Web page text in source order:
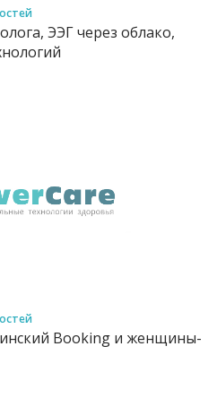
ЭЭГ через облако,
Booking и женщины-